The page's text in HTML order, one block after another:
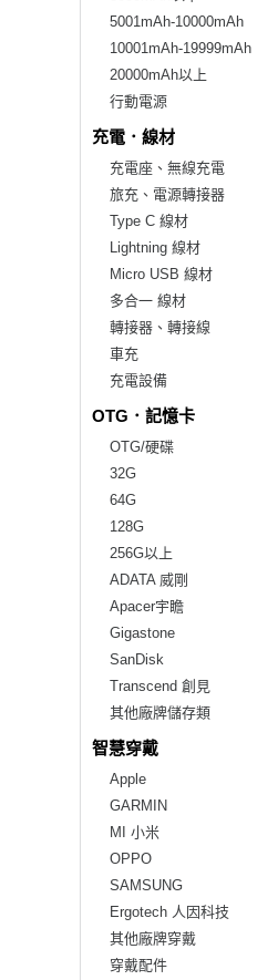
5001mAh-10000mAh
10001mAh-19999mAh
20000mAh以上
行動電源
充電．線材
充電座、無線充電
旅充、電源轉接器
Type C 線材
Lightning 線材
Micro USB 線材
多合一 線材
轉接器、轉接線
車充
充電設備
OTG．記憶卡
OTG/硬碟
32G
64G
128G
256G以上
ADATA 威剛
Apacer宇瞻
Gigastone
SanDisk
Transcend 創見
其他廠牌儲存類
智慧穿戴
Apple
GARMIN
MI 小米
OPPO
SAMSUNG
Ergotech 人因科技
其他廠牌穿戴
穿戴配件